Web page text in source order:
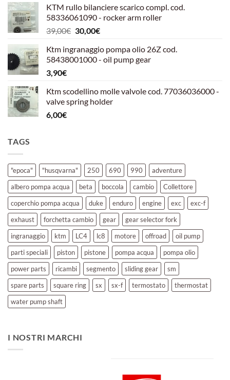
originale
era:
39,00€.
attuale
è:
30,00€.
KTM rullo bilanciere scarico compl. cod.
58336061090 - rocker arm roller
39,00€ Il
originale
era:
30,00€Il
attuale
è:
Ktm ingranaggio pompa olio 26Z cod.
58438001000 - oil pump gear
3,90€
Ktm scodellino molle valvole cod. 77036036000 -
valve spring holder
6,00€
TAGS
"epoca" "husqvarna" 250 690 990
adventure
albero pompa acqua
beta boccola cambio
Collettore
coperchio pompa acqua
duke enduro engine exc
exc-f
exhaust
forchetta cambio gear
gear selector fork
ingranaggio
ktm LC4 lc8 motore offroad
oil pump
parti speciali
piston pistone pompa acqua
pompa olio
power parts
ricambi segmento sliding gear
sm
spare parts
square ring sx sx-f termostato
thermostat
water pump shaft
I NOSTRI MARCHI